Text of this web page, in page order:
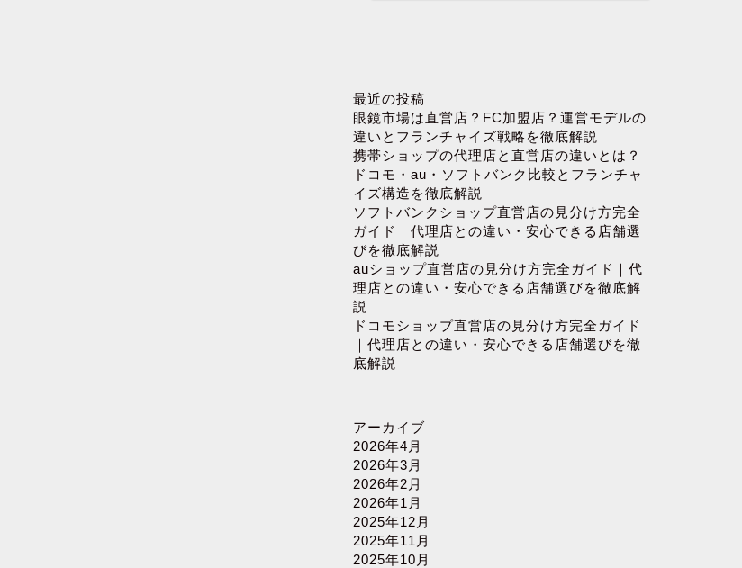
最近の投稿
眼鏡市場は直営店？FC加盟店？運営モデルの
違いとフランチャイズ戦略を徹底解説
携帯ショップの代理店と直営店の違いとは？
ドコモ・au・ソフトバンク比較とフランチャ
イズ構造を徹底解説
ソフトバンクショップ直営店の見分け方完全
ガイド｜代理店との違い・安心できる店舗選
びを徹底解説
auショップ直営店の見分け方完全ガイド｜代
理店との違い・安心できる店舗選びを徹底解
説
ドコモショップ直営店の見分け方完全ガイド
｜代理店との違い・安心できる店舗選びを徹
底解説
アーカイブ
2026年4月
2026年3月
2026年2月
2026年1月
2025年12月
2025年11月
2025年10月